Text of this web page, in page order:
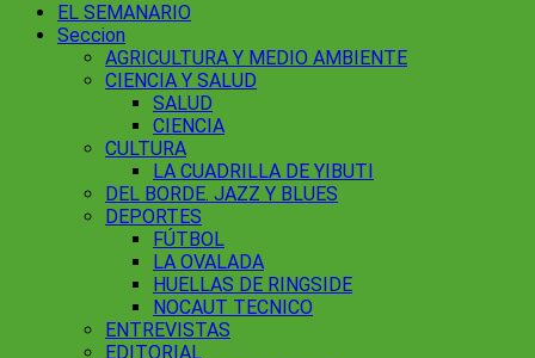
EL SEMANARIO
Seccion
AGRICULTURA Y MEDIO AMBIENTE
CIENCIA Y SALUD
SALUD
CIENCIA
CULTURA
LA CUADRILLA DE YIBUTI
DEL BORDE. JAZZ Y BLUES
DEPORTES
FÚTBOL
LA OVALADA
HUELLAS DE RINGSIDE
NOCAUT TECNICO
ENTREVISTAS
EDITORIAL